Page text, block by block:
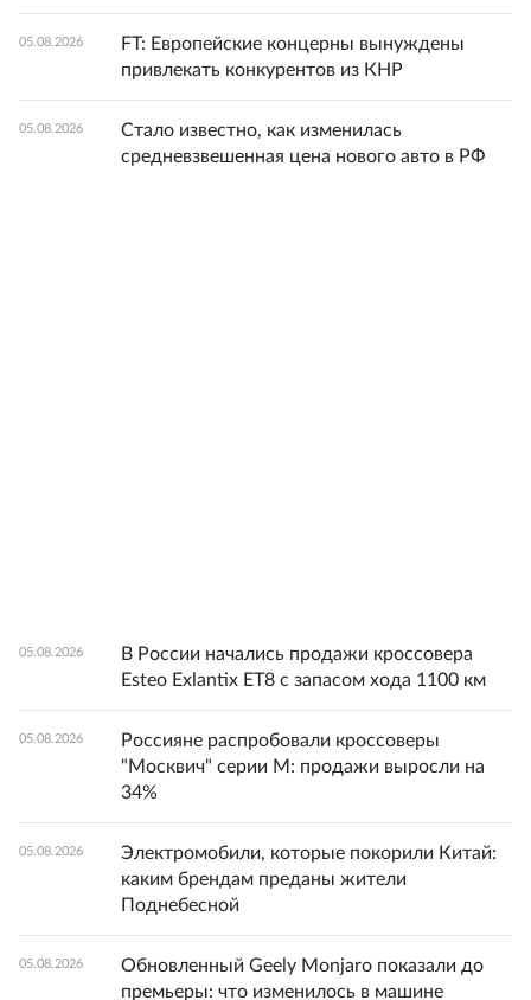
05.08.2026
FT: Европейские концерны вынуждены
привлекать конкурентов из КНР
05.08.2026
Стало известно, как изменилась
средневзвешенная цена нового авто в РФ
05.08.2026
В России начались продажи кроссовера
Esteo Exlantix ET8 с запасом хода 1100 км
05.08.2026
Россияне распробовали кроссоверы
"Москвич" серии М: продажи выросли на
34%
05.08.2026
Электромобили, которые покорили Китай:
каким брендам преданы жители
Поднебесной
05.08.2026
Обновленный Geely Monjaro показали до
премьеры: что изменилось в машине